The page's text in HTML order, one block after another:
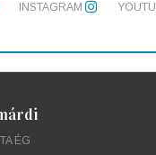
INSTAGRAM
ÉG